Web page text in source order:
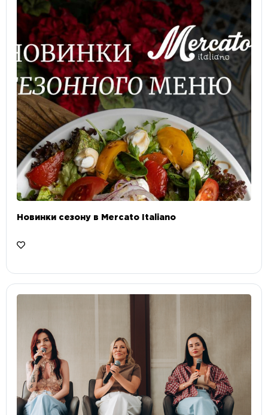
Новинки сезону в Mercato Italiano